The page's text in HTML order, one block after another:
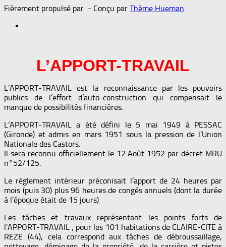
Fièrement propulsé par - Conçu par Thème Hueman
L’APPORT-TRAVAIL
L’APPORT-TRAVAIL est la reconnaissance par les pouvoirs
publics de l’effort d’auto-construction qui compensait le
manque de possibilités financières.
L’APPORT-TRAVAIL a été défini le 5 mai 1949 à PESSAC
(Gironde) et admis en mars 1951 sous la pression de l’Union
Nationale des Castors.
Il sera reconnu officiellement le 12 Août 1952 par décret MRU
n°52/125.
Le règlement intérieur préconisait l’apport de 24 heures par
mois (puis 30) plus 96 heures de congés annuels (dont la durée
à l’époque était de 15 jours)
Les tâches et travaux représentant les points forts de
l’APPORT-TRAVAIL ; pour les 101 habitations de CLAIRE-CITE à
REZE (44), cela correspond aux tâches de débroussaillage,